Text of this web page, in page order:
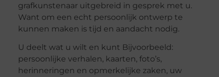
grafkunstenaar uitgebreid in gesprek met u.
Want om een echt persoonlijk ontwerp te
kunnen maken is tijd en aandacht nodig.
U deelt wat u wilt en kunt Bijvoorbeeld:
persoonlijke verhalen, kaarten, foto’s,
herinneringen en opmerkelijke zaken, uw